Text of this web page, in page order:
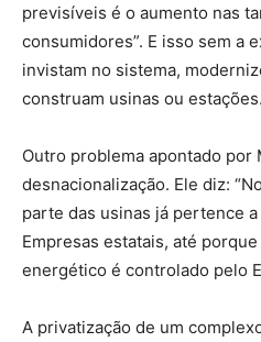
previsíveis é o aumento nas
consumidores”. E isso sem a
invistam no sistema,
construam usinas ou estações.
Outro problema apontado por
desnacionalização. Ele diz:
parte das usinas já pertence
Empresas estatais, até
energético é controlado pelo
A privatização de um